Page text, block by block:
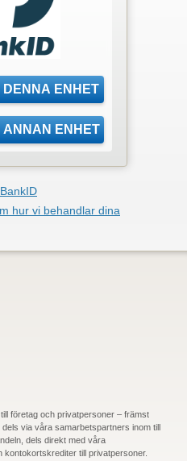
hur vi behandlar dina
företag och privatpersoner – främst
via våra samarbetspartners inom till
dels direkt med våra
till privatpersoner.